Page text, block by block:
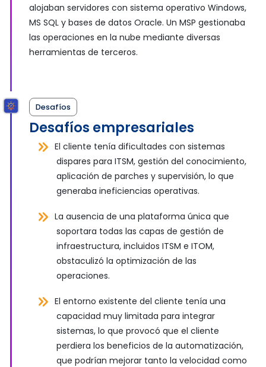
alojaban servidores con sistema operativo Windows,
MS SQL y bases de datos Oracle. Un MSP gestionaba
las operaciones en la nube mediante diversas
herramientas de terceros.
Desafíos
Desafíos empresariales
El cliente tenía dificultades con sistemas
dispares para ITSM, gestión del conocimiento,
aplicación de parches y supervisión, lo que
generaba ineficiencias operativas.
La ausencia de una plataforma única que
soportara todas las capas de gestión de
infraestructura, incluidos ITSM e ITOM,
obstaculizó la optimización de las
operaciones.
El entorno existente del cliente tenía una
capacidad muy limitada para integrar
sistemas, lo que provocó que el cliente
perdiera los beneficios de la automatización,
que podrían mejorar tanto la velocidad como